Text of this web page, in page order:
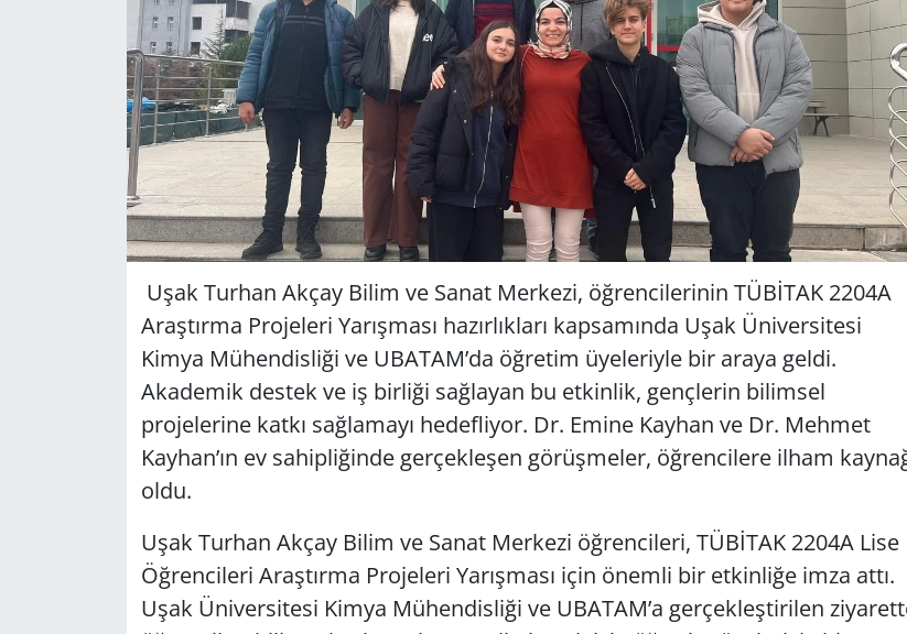
Uşak Turhan Akçay Bilim ve Sanat Merkezi, öğrencilerinin TÜBİTAK 2204A
Araştırma Projeleri Yarışması hazırlıkları kapsamında Uşak Üniversitesi
Kimya Mühendisliği ve UBATAM’da öğretim üyeleriyle bir araya geldi.
Akademik destek ve iş birliği sağlayan bu etkinlik, gençlerin bilimsel
projelerine katkı sağlamayı hedefliyor. Dr. Emine Kayhan ve Dr. Mehmet
Kayhan’ın ev sahipliğinde gerçekleşen görüşmeler, öğrencilere ilham
oldu.
Uşak Turhan Akçay Bilim ve Sanat Merkezi öğrencileri, TÜBİTAK 2204A Lise
Öğrencileri Araştırma Projeleri Yarışması için önemli bir etkinliğe imza attı.
Uşak Üniversitesi Kimya Mühendisliği ve UBATAM’a gerçekleştirilen